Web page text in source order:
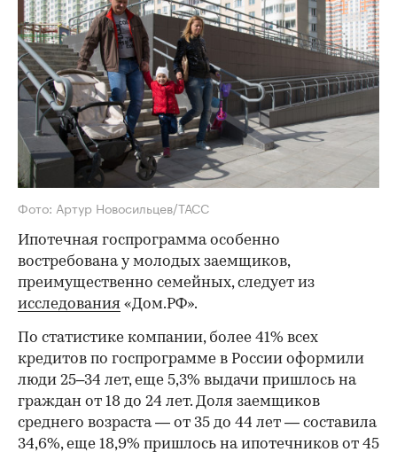
Фото: Артур Новосильцев/ТАСС
Ипотечная госпрограмма особенно
востребована у молодых заемщиков,
преимущественно семейных, следует из
исследования «Дом.РФ».
По статистике компании, более 41% всех
кредитов по госпрограмме в России оформили
люди 25–34 лет, еще 5,3% выдачи пришлось на
граждан от 18 до 24 лет. Доля заемщиков
среднего возраста — от 35 до 44 лет — составила
34,6%, еще 18,9% пришлось на ипотечников от 45